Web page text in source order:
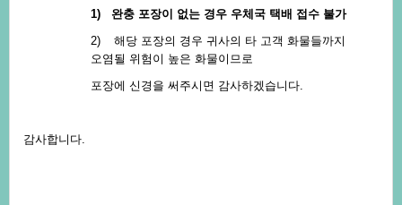
1)
완충포장이없는경우우체국택배접수불가
2)
해당포장의경우귀사의타고객화물들까지
오염될위험이높은화물이므로
포장에신경을써주시면감사하겠습니다.
감사합니다.